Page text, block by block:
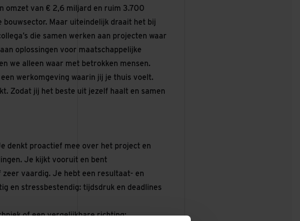
omzet van € 2,6 miljard en ruim 3.700
bouwsector. Maar uiteindelijk draait het bij
die samen werken aan projecten waar
oplossingen voor maatschappelijke
we alleen waar met betrokken mensen.
werkomgeving waarin jij je thuis voelt.
Zodat jij het beste uit jezelf haalt en samen
denkt proactief mee over het project en
Je kijkt vooruit en bent
vaardig. Je hebt een resultaat- en
en stressbestendig: tijdsdruk en deadlines
of een vergelijkbare richting;